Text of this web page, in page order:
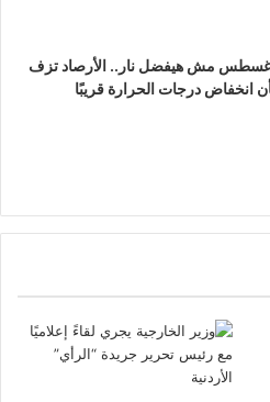
مش هيفضل نار.. الأرصاد تزف
انخفاض درجات الحرارة قريبًا